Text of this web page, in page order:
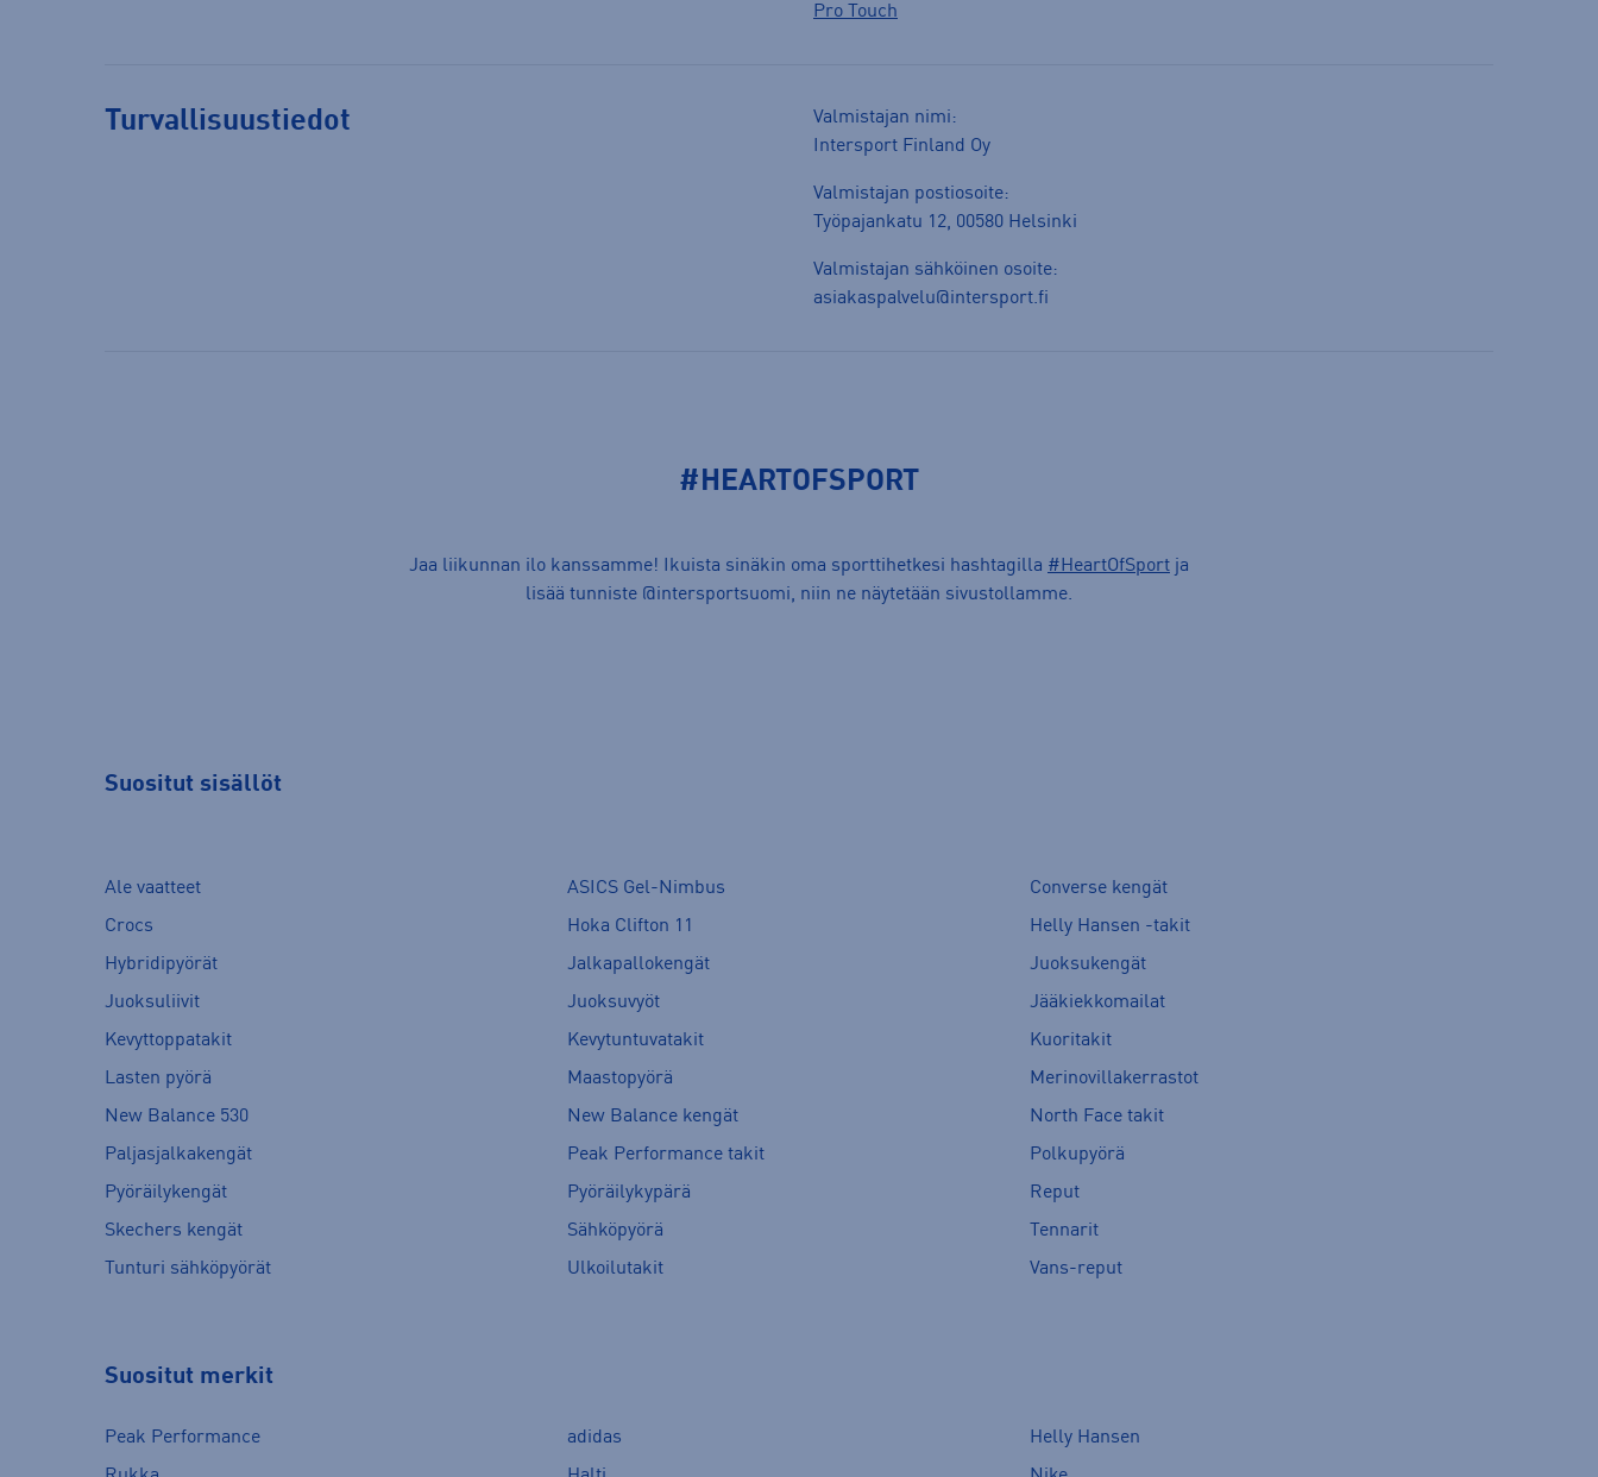
Pro Touch
Turvallisuustiedot
Valmistajan nimi:
Intersport Finland Oy
Valmistajan postiosoite:
Työpajankatu 12, 00580 Helsinki
Valmistajan sähköinen osoite:
asiakaspalvelu@intersport.fi
#HEARTOFSPORT
Jaa liikunnan ilo kanssamme! Ikuista sinäkin oma sporttihetkesi hashtagilla #HeartOfSport ja
lisää tunniste @intersportsuomi, niin ne näytetään sivustollamme.
Suositut sisällöt
Ale vaatteet ASICS Gel-Nimbus
Converse kengät
Crocs
Hoka Clifton 11
Helly Hansen -takit
Hybridipyörät
Jalkapallokengät
Juoksukengät
Juoksuliivit
Juoksuvyöt
Jääkiekkomailat
Kevyttoppatakit
Kevytuntuvatakit
Kuoritakit
Lasten pyörä
Maastopyörä
Merinovillakerrastot
New Balance 530
New Balance kengät
North Face takit
Paljasjalkakengät
Peak Performance takit
Polkupyörä
Pyöräilykengät
Pyöräilykypärä
Reput
Skechers kengät
Sähköpyörä
Tennarit
Tunturi sähköpyörät
Ulkoilutakit Vans-reput
Suositut merkit
Peak Performance adidas
Helly Hansen